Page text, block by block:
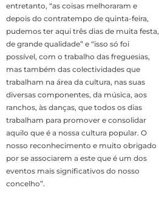
entretanto, “as coisas melhoraram e
depois do contratempo de quinta-feira,
pudemos ter aqui três dias de muita festa,
de grande qualidade” e “isso só foi
possível, com o trabalho das freguesias,
mas também das colectividades que
trabalham na área da cultura, nas suas
diversas componentes, da música, aos
ranchos, às danças, que todos os dias
trabalham para promover e consolidar
aquilo que é a nossa cultura popular. O
nosso reconhecimento e muito obrigado
por se associarem a este que é um dos
eventos mais significativos do nosso
concelho”.